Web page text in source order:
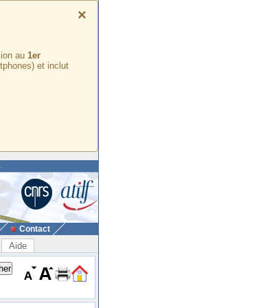
×
au 1er
et inclut
Contact
Aide